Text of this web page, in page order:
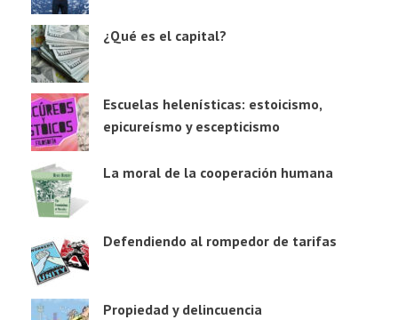
¿Qué es el capital?
Escuelas helenísticas: estoicismo,
epicureísmo y escepticismo
La moral de la cooperación humana
Defendiendo al rompedor de tarifas
Propiedad y delincuencia